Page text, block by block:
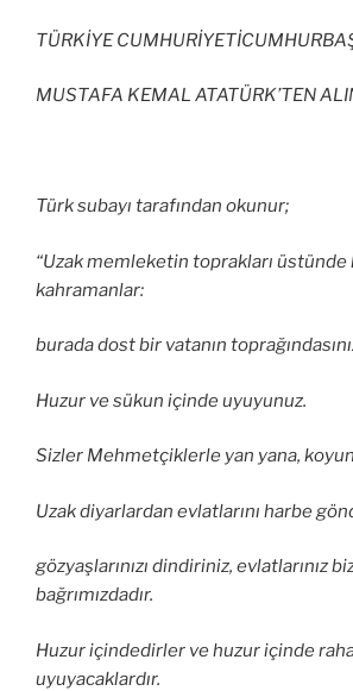
TÜRKİYE
MUSTAFA KEMAL ATATÜRK’TEN
Türk subayı tarafından okunur;
“Uzak memleketin toprakları üstünde
kahramanlar:
burada dost bir vatanın
Huzur ve sükun içinde uyuyunuz.
Sizler Mehmetçiklerle yan yana, koyun
Uzak diyarlardan evlatlarını harbe
gözyaşlarınızı dindiriniz, evlatlarınız
bağrımızdadır.
Huzur içindedirler ve huzur içinde
uyuyacaklardır.